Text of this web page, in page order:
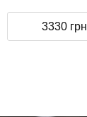
3330 грн